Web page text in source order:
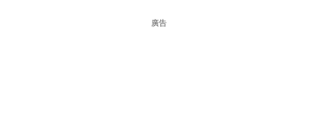
廣告